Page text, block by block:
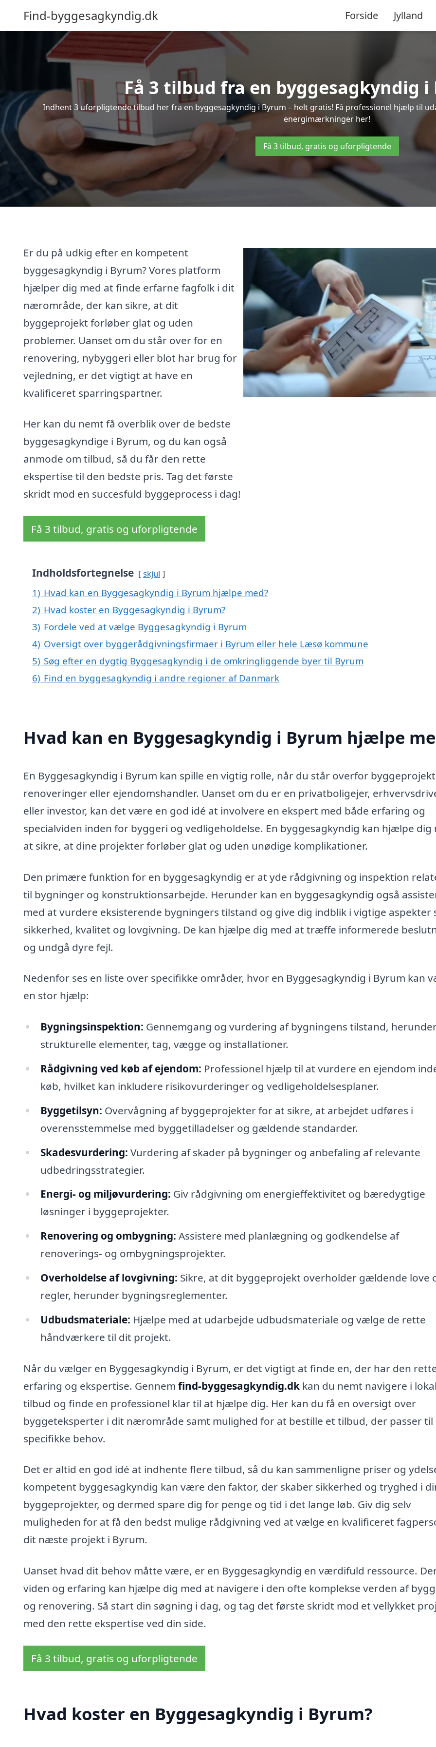
Find-byggesagkyndig.dk Forside Jylland
Få 3 tilbud fra en byggesagkyndig i
Indhent 3 uforpligtende tilbud her fra en byggesagkyndig i Byrum – helt gratis! Få professionel hjælp til
energimærkninger her!
Få 3 tilbud, gratis og uforpligtende
Er du på udkig efter en kompetent
byggesagkyndig i Byrum? Vores platform
hjælper dig med at finde erfarne fagfolk i dit
nærområde, der kan sikre, at dit
byggeprojekt forløber glat og uden
problemer. Uanset om du står over for en
renovering, nybyggeri eller blot har brug for
vejledning, er det vigtigt at have en
kvalificeret sparringspartner.
Her kan du nemt få overblik over de bedste
byggesagkyndige i Byrum, og du kan også
anmode om tilbud, så du får den rette
ekspertise til den bedste pris. Tag det første
skridt mod en succesfuld byggeprocess i dag!
Få 3 tilbud, gratis og uforpligtende
Indholdsfortegnelse skjul
1) Hvad kan en Byggesagkyndig i Byrum hjælpe med?
2) Hvad koster en Byggesagkyndig i Byrum?
3) Fordele ved at vælge Byggesagkyndig i Byrum
4) Oversigt over byggerådgivningsfirmaer i Byrum eller hele Læsø kommune
5) Søg efter en dygtig Byggesagkyndig i de omkringliggende byer til Byrum
6) Find en byggesagkyndig i andre regioner af Danmark
Hvad kan en Byggesagkyndig i Byrum hjælpe
En Byggesagkyndig i Byrum kan spille en vigtig rolle, når du står overfor
renoveringer eller ejendomshandler. Uanset om du er en privatboligejer,
eller investor, kan det være en god idé at involvere en ekspert med både erfaring og
specialviden inden for byggeri og vedligeholdelse. En byggesagkyndig kan hjælpe dig
at sikre, at dine projekter forløber glat og uden unødige komplikationer.
Den primære funktion for en byggesagkyndig er at yde rådgivning og inspektion
til bygninger og konstruktionsarbejde. Herunder kan en byggesagkyndig også
med at vurdere eksisterende bygningers tilstand og give dig indblik i vigtige aspekter
sikkerhed, kvalitet og lovgivning. De kan hjælpe dig med at træffe informerede
og undgå dyre fejl.
Nedenfor ses en liste over specifikke områder, hvor en Byggesagkyndig i Byrum kan
en stor hjælp:
Bygningsinspektion: Gennemgang og vurdering af bygningens tilstand,
strukturelle elementer, tag, vægge og installationer.
Rådgivning ved køb af ejendom: Professionel hjælp til at vurdere en ejendom
køb, hvilket kan inkludere risikovurderinger og vedligeholdelsesplaner.
Byggetilsyn: Overvågning af byggeprojekter for at sikre, at arbejdet udføres i
overensstemmelse med byggetilladelser og gældende standarder.
Skadesvurdering: Vurdering af skader på bygninger og anbefaling af relevante
udbedringsstrategier.
Energi- og miljøvurdering: Giv rådgivning om energieffektivitet og bæredygtige
løsninger i byggeprojekter.
Renovering og ombygning: Assistere med planlægning og godkendelse af
renoverings- og ombygningsprojekter.
Overholdelse af lovgivning: Sikre, at dit byggeprojekt overholder gældende love
regler, herunder bygningsreglementer.
Udbudsmateriale: Hjælpe med at udarbejde udbudsmateriale og vælge de rette
håndværkere til dit projekt.
Når du vælger en Byggesagkyndig i Byrum, er det vigtigt at finde en, der har den
erfaring og ekspertise. Gennem find-byggesagkyndig.dk kan du nemt navigere i
tilbud og finde en professionel klar til at hjælpe dig. Her kan du få en oversigt over
byggeteksperter i dit nærområde samt mulighed for at bestille et tilbud, der passer til
specifikke behov.
Det er altid en god idé at indhente flere tilbud, så du kan sammenligne priser og
kompetent byggesagkyndig kan være den faktor, der skaber sikkerhed og tryghed i
byggeprojekter, og dermed spare dig for penge og tid i det lange løb. Giv dig selv
muligheden for at få den bedst mulige rådgivning ved at vælge en kvalificeret
dit næste projekt i Byrum.
Uanset hvad dit behov måtte være, er en Byggesagkyndig en værdifuld ressource.
viden og erfaring kan hjælpe dig med at navigere i den ofte komplekse verden af
og renovering. Så start din søgning i dag, og tag det første skridt mod et vellykket
med den rette ekspertise ved din side.
Få 3 tilbud, gratis og uforpligtende
Hvad koster en Byggesagkyndig i Byrum?